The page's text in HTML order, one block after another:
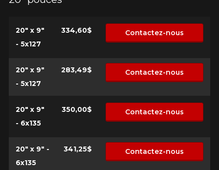
20" x 9"
- 5x127
334,60$ Contactez-nous
20" x 9"
- 5x127
283,49$ Contactez-nous
20" x 9"
- 6x135
350,00$ Contactez-nous
20" x 9" -
6x135
341,25$ Contactez-nous